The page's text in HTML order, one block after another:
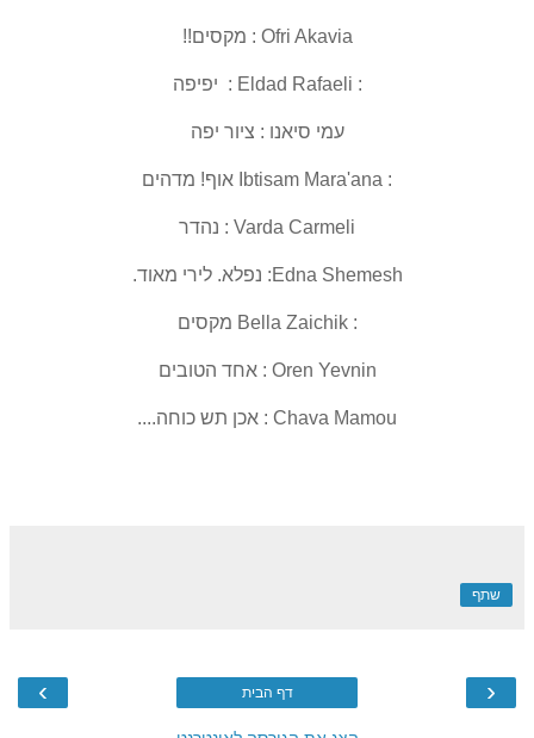
Ofri Akavia : מקסים!!
: Eldad Rafaeli : יפיפה
עמי סיאנו : ציור יפה
: Ibtisam Mara'ana אוף! מדהים
Varda Carmeli : נהדר
Edna Shemesh: נפלא. לירי מאוד.
: Bella Zaichik מקסים
Oren Yevnin : אחד הטובים
Chava Mamou : אכן תש כוחה....
שתף
‹
› דף הבית